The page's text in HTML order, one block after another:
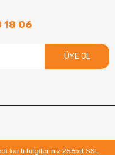
18 06
ÜYE OL
kartı bilgileriniz 256bit SSL